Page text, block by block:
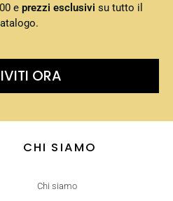
e prezzi esclusivi su tutto il
ORA
CHI SIAMO
Chi siamo